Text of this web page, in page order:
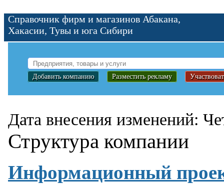
Справочник фирм и магазинов Абакана,
Хакасии, Тувы и юга Сибири
Добавить компанию Разместить рекламу
Дата внесения изменений:
Структура компании
Информационный